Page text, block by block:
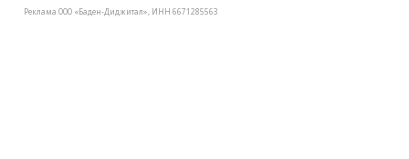
Реклама ООО «Баден-Диджитал», ИНН 6671285563